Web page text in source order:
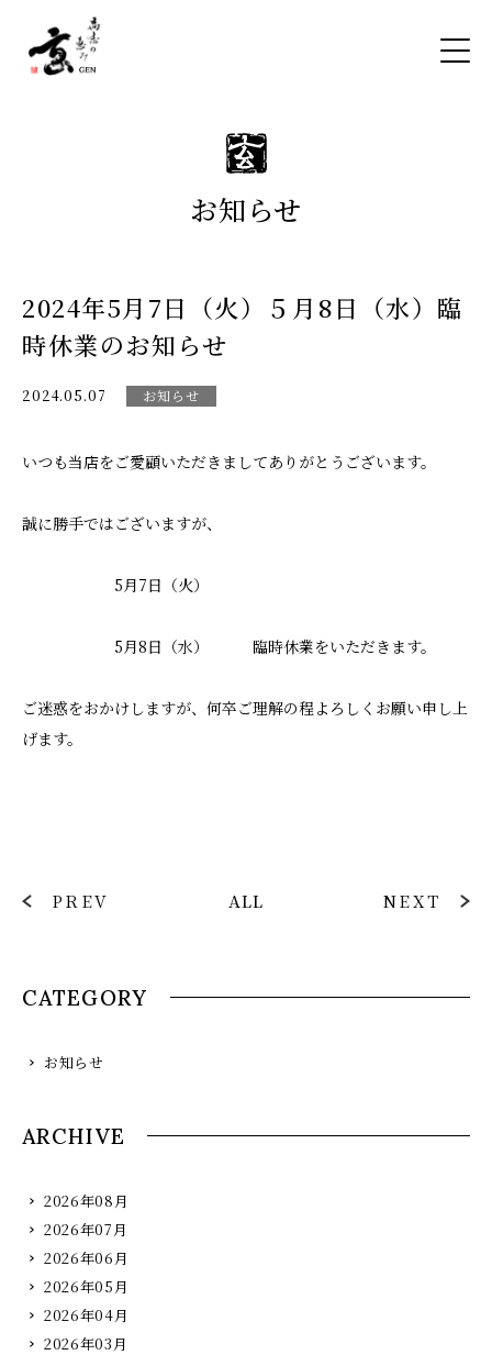
お知らせ
2024年5月7日（火）５月8日（水）臨
時休業のお知らせ
2024.05.07 お知らせ
いつも当店をご愛顧いただきましてありがとうございます。
誠に勝手ではございますが、
5月7日（火）
5月8日（水） 臨時休業をいただきます。
ご迷惑をおかけしますが、何卒ご理解の程よろしくお願い申し上
げます。
PREV ALL NEXT
CATEGORY
お知らせ
ARCHIVE
2026年08月
2026年07月
2026年06月
2026年05月
2026年04月
2026年03月